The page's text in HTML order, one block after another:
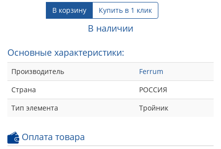
В корзину Купить в 1 клик
В наличии
Основные характеристики:
Производитель
Ferrum
Страна
РОССИЯ
Тип элемента
Тройник
Оплата товара